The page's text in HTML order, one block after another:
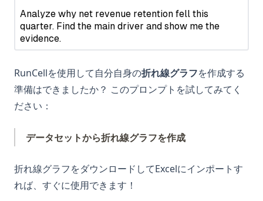
RunCellを使用して自分自身の折れ線グラフを作成する
準備はできましたか？ このプロンプトを試してみてく
ださい：
データセットから折れ線グラフを作成
折れ線グラフをダウンロードしてExcelにインポートす
れば、すぐに使用できます！